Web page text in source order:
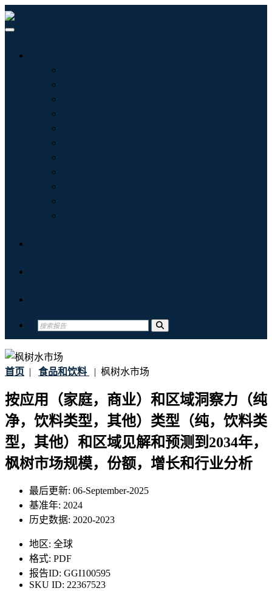
首页 | 食品和饮料 | 枫树水市场
按应用（家庭，商业）和区域洞察力（纯
净，饮料类型，其他）类型（纯，饮料类
型，其他）和区域见解和预测到2034年，
枫树市场规模，份额，增长和行业分析
最后更新: 06-September-2025
基准年: 2024
历史数据: 2020-2023
地区: 全球
格式: PDF
报告ID: GGI100595
SKU ID: 22367523